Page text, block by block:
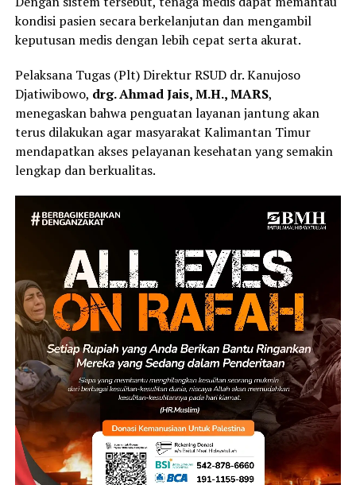
kondisi pasien secara berkelanjutan dan mengambil
keputusan medis dengan lebih cepat serta akurat.
Pelaksana Tugas (Plt) Direktur RSUD dr. Kanujoso
Djatiwibowo, drg. Ahmad Jais, M.H., MARS,
menegaskan bahwa penguatan layanan jantung akan
terus dilakukan agar masyarakat Kalimantan Timur
mendapatkan akses pelayanan kesehatan yang semakin
lengkap dan berkualitas.